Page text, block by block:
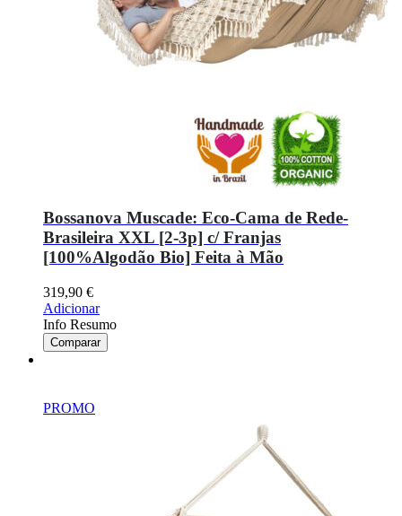
Bossanova Muscade: Eco-Cama de Rede-
Brasileira XXL [2-3p] c/ Franjas
[100%Algodão Bio] Feita à Mão
319,90 €
Adicionar
Info Resumo
Comparar
PROMO